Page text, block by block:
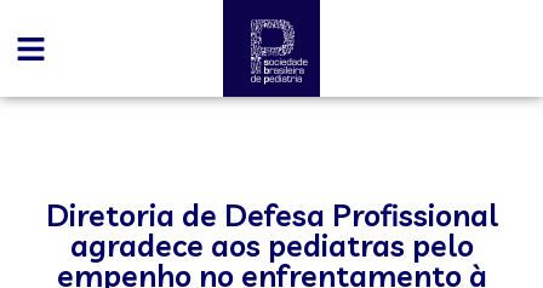
Diretoria de Defesa Profissional
agradece aos pediatras pelo
empenho no enfrentamento à